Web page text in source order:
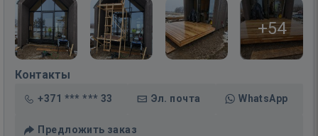
+54
Контакты
+371 *** *** 33 Эл. почта WhatsApp
Предложить заказ